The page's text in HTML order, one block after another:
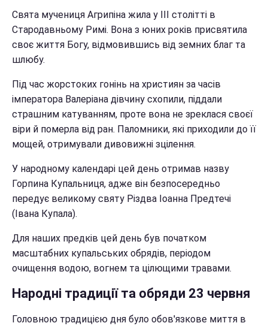
Свята мучениця Агрипіна жила у III столітті в
Стародавньому Римі. Вона з юних років присвятила
своє життя Богу, відмовившись від земних благ та
шлюбу.
Під час жорстоких гонінь на християн за часів
імператора Валеріана дівчину схопили, піддали
страшним катуванням, проте вона не зреклася своєї
віри й померла від ран. Паломники, які приходили до її
мощей, отримували дивовижні зцілення.
У народному календарі цей день отримав назву
Горпина Купальниця, адже він безпосередньо
передує великому святу Різдва Іоанна Предтечі
(Івана Купала).
Для наших предків цей день був початком
масштабних купальських обрядів, періодом
очищення водою, вогнем та цілющими травами.
Народні традиції та обряди 23 червня
Головною традицією дня було обов'язкове миття в